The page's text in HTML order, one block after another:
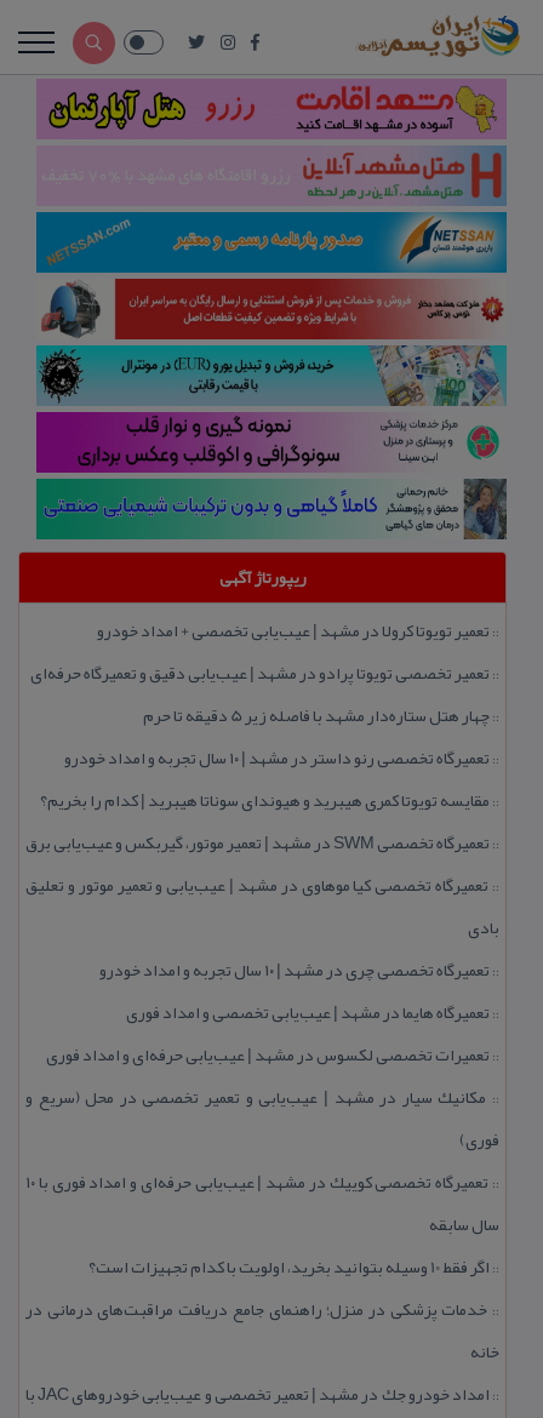
ریپورتاژ آگهی
:: تعمیر تویوتا كرولا در مشهد | عیب‌یابی تخصصی + امداد خودرو
:: تعمیر تخصصی تویوتا پرادو در مشهد | عیب‌یابی دقیق و تعمیرگاه حرفه‌ای
::چهار هتل‌ ستاره‌دار مشهد با فاصله زیر 5 دقیقه تا حرم
:: تعمیرگاه تخصصی رنو داستر در مشهد | ۱۰ سال تجربه و امداد خودرو
:: مقایسه تویوتا كمری هیبرید و هیوندای سوناتا هیبرید | كدام را بخریم؟
:: تعمیرگاه تخصصی SWM در مشهد | تعمیر موتور، گیربكس و عیب‌یابی برق
:: تعمیرگاه تخصصی كیا موهاوی در مشهد | عیب‌یابی و تعمیر موتور و تعلیق
بادی
:: تعمیرگاه تخصصی چری در مشهد | ۱۰ سال تجربه و امداد خودرو
:: تعمیرگاه هایما در مشهد | عیب‌یابی تخصصی و امداد فوری
:: تعمیرات تخصصی لكسوس در مشهد | عیب‌یابی حرفه‌ای و امداد فوری
:: مكانیك سیار در مشهد | عیب‌یابی و تعمیر تخصصی در محل (سریع و
فوری)
::
تعمیرگاه تخصصی كوییك در مشهد | عیب‌یابی حرفه‌ای و امداد فوری با ۱۰
سال سابقه
:: اگر فقط 10 وسیله بتوانید بخرید، اولویت با كدام تجهیزات است؟
:: خدمات پزشكی در منزل؛ راهنمای جامع دریافت مراقبت‌های درمانی در
خانه
::
امداد خودرو جك در مشهد | تعمیر تخصصی و عیب‌یابی خودروهای JAC با